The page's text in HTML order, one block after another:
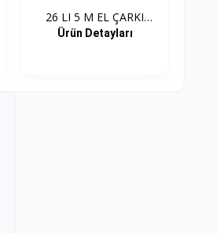
26 LI 5 M EL ÇARKI
KABL...
Ürün Detayları